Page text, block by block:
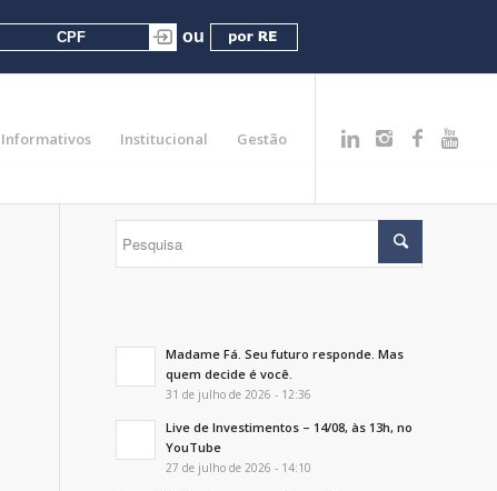
Informativos Institucional Gestão
Madame Fá. Seu futuro responde. Mas
quem decide é você.
31 de julho de 2026 - 12:36
Live de Investimentos – 14/08, às 13h, no
YouTube
27 de julho de 2026 - 14:10